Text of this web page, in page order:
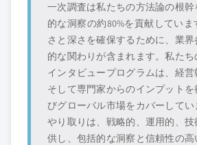
一次調査は私たちの方法論の根
的な洞察の約80%を貢献してい
さと深さを確保するために、業
的な関わりが含まれます。私た
インタビュープログラムは、経営
そして専門家からのインプットを
びグローバル市場をカバーして
やり取りは、戦略的、運用的、
供し、包括的な洞察と信頼性の